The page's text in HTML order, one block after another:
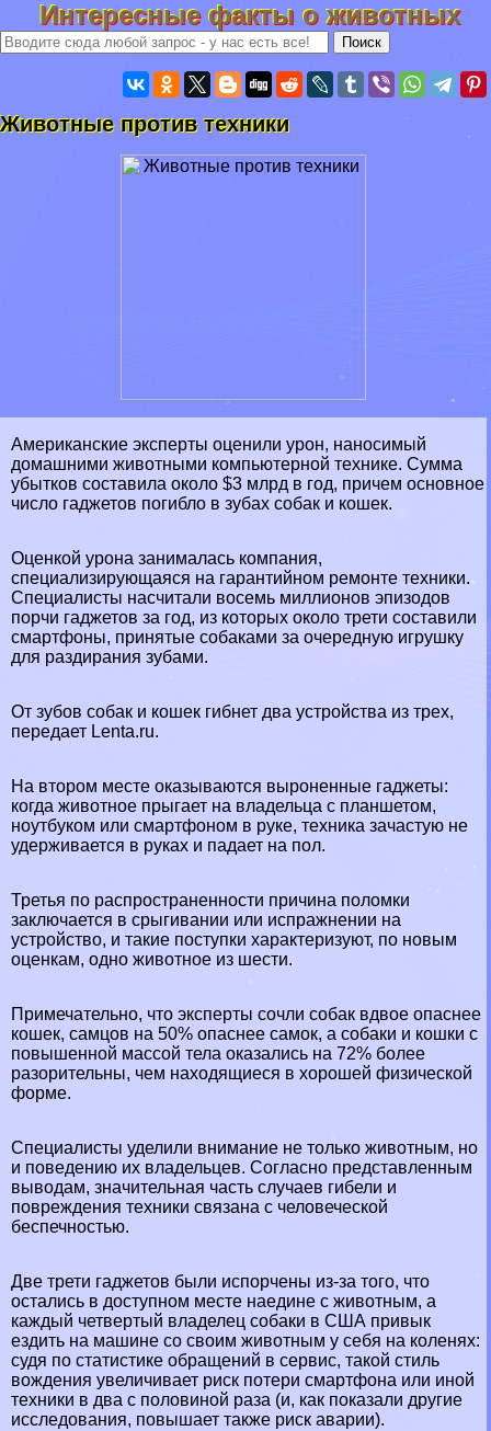
Интересные факты о животных
Животные против техники
Американские эксперты оценили урон, наносимый
домашними животными компьютерной технике. Сумма
убытков составила около $3 млрд в год, причем основное
число гаджетов погибло в зубах собак и кошек.
Оценкой урона занималась компания,
специализирующаяся на гарантийном ремонте техники.
Специалисты насчитали восемь миллионов эпизодов
порчи гаджетов за год, из которых около трети составили
смартфоны, принятые собаками за очередную игрушку
для раздирания зубами.
От зубов собак и кошек гибнет два устройства из трех,
передает Lenta.ru.
На втором месте оказываются выроненные гаджеты:
когда животное прыгает на владельца с планшетом,
ноутбуком или смартфоном в руке, техника зачастую не
удерживается в руках и падает на пол.
Третья по распространенности причина поломки
заключается в срыгивании или испpaжнeнии на
устройство, и такие поступки хаpaктеризуют, по новым
оценкам, одно животное из шести.
Примечательно, что эксперты сочли собак вдвое опаснее
кошек, самцов на 50% опаснее самок, а собаки и кошки с
повышенной массой тела оказались на 72% более
разорительны, чем находящиеся в хорошей физической
форме.
Специалисты уделили внимание не только животным, но
и поведению их владельцев. Согласно представленным
выводам, значительная часть случаев гибели и
повреждения техники связана с человеческой
беспечностью.
Две трети гаджетов были испорчены из-за того, что
остались в доступном месте наедине с животным, а
каждый четвертый владелец собаки в США привык
ездить на машине со своим животным у себя на коленях:
судя по статистике обращений в сервис, такой стиль
вождения увеличивает риск потери смартфона или иной
техники в два с половиной раза (и, как показали другие
исследования, повышает также риск аварии).